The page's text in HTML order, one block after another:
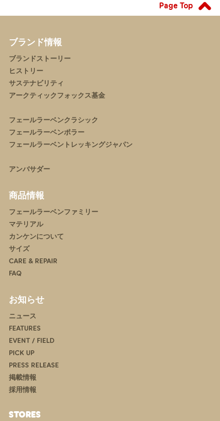
Page Top
ブランド情報
ブランドストーリー
ヒストリー
サステナビリティ
アークティックフォックス基金
フェールラーベンクラシック
フェールラーベンポラー
フェールラーベントレッキングジャパン
アンバサダー
商品情報
フェールラーベンファミリー
マテリアル
カンケンについて
サイズ
CARE & REPAIR
FAQ
お知らせ
ニュース
FEATURES
EVENT / FIELD
PICK UP
PRESS RELEASE
掲載情報
採用情報
STORES